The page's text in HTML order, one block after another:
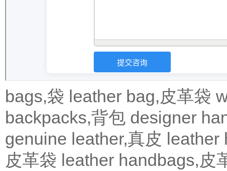
bags,袋 leather bag,皮革袋
backpacks,背包 designer
genuine leather,真皮 leather
皮革袋 leather handbags,皮